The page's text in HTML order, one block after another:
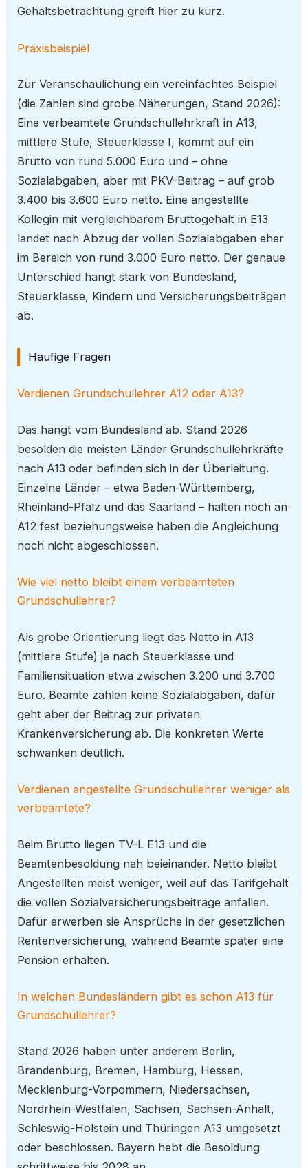
Gehaltsbetrachtung greift hier zu kurz.
Praxisbeispiel
Zur Veranschaulichung ein vereinfachtes Beispiel
(die Zahlen sind grobe Näherungen, Stand 2026):
Eine verbeamtete Grundschullehrkraft in A13,
mittlere Stufe, Steuerklasse I, kommt auf ein
Brutto von rund 5.000 Euro und – ohne
Sozialabgaben, aber mit PKV-Beitrag – auf grob
3.400 bis 3.600 Euro netto. Eine angestellte
Kollegin mit vergleichbarem Bruttogehalt in E13
landet nach Abzug der vollen Sozialabgaben eher
im Bereich von rund 3.000 Euro netto. Der genaue
Unterschied hängt stark von Bundesland,
Steuerklasse, Kindern und Versicherungsbeiträgen
ab.
Häufige Fragen
Verdienen Grundschullehrer A12 oder A13?
Das hängt vom Bundesland ab. Stand 2026
besolden die meisten Länder Grundschullehrkräfte
nach A13 oder befinden sich in der Überleitung.
Einzelne Länder – etwa Baden-Württemberg,
Rheinland-Pfalz und das Saarland – halten noch an
A12 fest beziehungsweise haben die Angleichung
noch nicht abgeschlossen.
Wie viel netto bleibt einem verbeamteten
Grundschullehrer?
Als grobe Orientierung liegt das Netto in A13
(mittlere Stufe) je nach Steuerklasse und
Familiensituation etwa zwischen 3.200 und 3.700
Euro. Beamte zahlen keine Sozialabgaben, dafür
geht aber der Beitrag zur privaten
Krankenversicherung ab. Die konkreten Werte
schwanken deutlich.
Verdienen angestellte Grundschullehrer weniger als
verbeamtete?
Beim Brutto liegen TV-L E13 und die
Beamtenbesoldung nah beieinander. Netto bleibt
Angestellten meist weniger, weil auf das Tarifgehalt
die vollen Sozialversicherungsbeiträge anfallen.
Dafür erwerben sie Ansprüche in der gesetzlichen
Rentenversicherung, während Beamte später eine
Pension erhalten.
In welchen Bundesländern gibt es schon A13 für
Grundschullehrer?
Stand 2026 haben unter anderem Berlin,
Brandenburg, Bremen, Hamburg, Hessen,
Mecklenburg-Vorpommern, Niedersachsen,
Nordrhein-Westfalen, Sachsen, Sachsen-Anhalt,
Schleswig-Holstein und Thüringen A13 umgesetzt
oder beschlossen. Bayern hebt die Besoldung